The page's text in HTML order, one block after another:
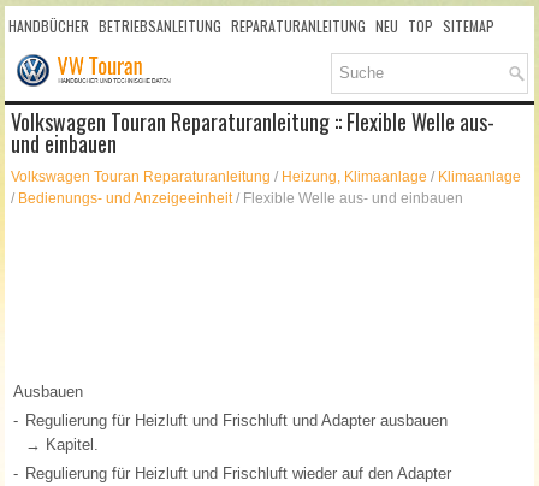
HANDBÜCHER BETRIEBSANLEITUNG REPARATURANLEITUNG NEU TOP SITEMAP
SUCHLAUF
Volkswagen Touran Reparaturanleitung :: Flexible Welle aus-
und einbauen
Volkswagen Touran Reparaturanleitung / Heizung, Klimaanlage / Klimaanlage
/ Bedienungs- und Anzeigeeinheit/ Flexible Welle aus- und einbauen
Ausbauen
- Regulierung für Heizluft und Frischluft und Adapter ausbauen
→ Kapitel.
- Regulierung für Heizluft und Frischluft wieder auf den Adapter